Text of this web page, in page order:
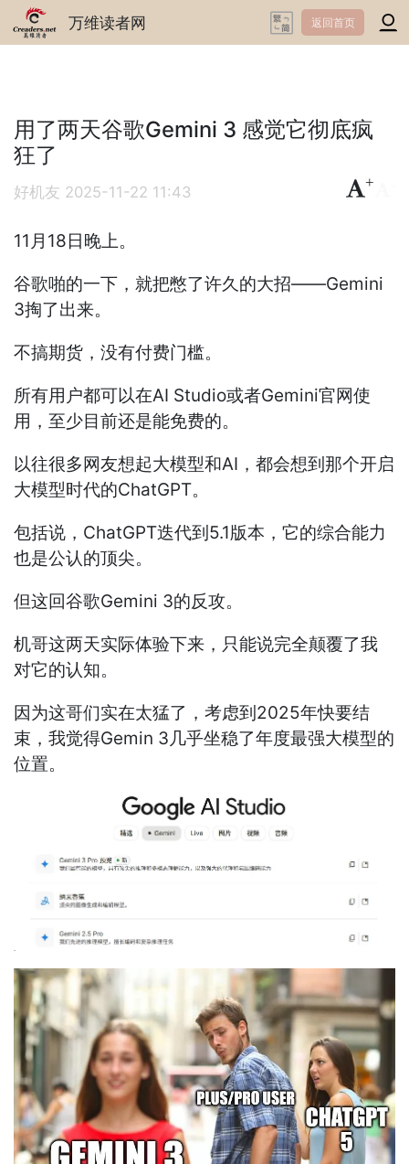
万维读者网 返回首页
用了两天谷歌Gemini 3 感觉它彻底疯
狂了
好机友 2025-11-22 11:43
+
11月18日晚上。
谷歌啪的一下，就把憋了许久的大招——Gemini
3掏了出来。
不搞期货，没有付费门槛。
所有用户都可以在AI Studio或者Gemini官网使
用，至少目前还是能免费的。
以往很多网友想起大模型和AI，都会想到那个开启
大模型时代的ChatGPT。
包括说，ChatGPT迭代到5.1版本，它的综合能力
也是公认的顶尖。
但这回谷歌Gemini 3的反攻。
机哥这两天实际体验下来，只能说完全颠覆了我
对它的认知。
因为这哥们实在太猛了，考虑到2025年快要结
束，我觉得Gemin 3几乎坐稳了年度最强大模型的
位置。